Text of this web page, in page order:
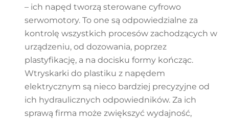
– ich napęd tworzą sterowane cyfrowo
serwomotory. To one są odpowiedzialne za
kontrolę wszystkich procesów zachodzących w
urządzeniu, od dozowania, poprzez
plastyfikację, a na docisku formy kończąc.
Wtryskarki do plastiku z napędem
elektrycznym są nieco bardziej precyzyjne od
ich hydraulicznych odpowiedników. Za ich
sprawą firma może zwiększyć wydajność,